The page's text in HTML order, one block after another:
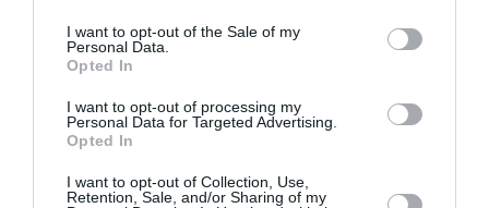
I want to opt-out of the Sale of my
Personal Data.
Opted In
I want to opt-out of processing my
Personal Data for Targeted Advertising.
Opted In
I want to opt-out of Collection, Use,
Retention, Sale, and/or Sharing of my
νεφελοκοκκυγία
στη φυλακή: Οι
Wartime: Γυναικείες
φωνές για την